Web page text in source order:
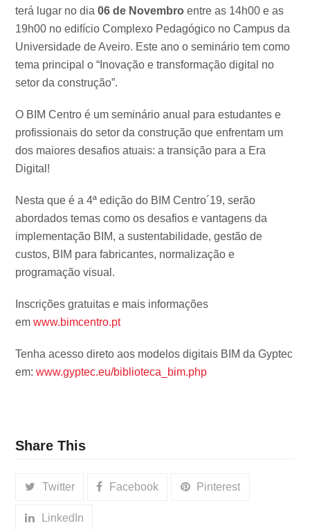
terá lugar no dia06 de Novembro entre as 14h00 e as
19h00 no edifício Complexo Pedagógico no Campus da
Universidade de Aveiro. Este ano o seminário tem como
tema principal o “Inovação e transformação digital no
setor da construção”.
O BIM Centro é um seminário anual para estudantes e
profissionais do setor da construção que enfrentam um
dos maiores desafios atuais: a transição para a Era
Digital!
Nesta que é a 4ª edição do BIM Centro´19, serão
abordados temas como os desafios e vantagens da
implementação BIM, a sustentabilidade, gestão de
custos, BIM para fabricantes, normalização e
programação visual.
Inscrições gratuitas e mais informações
emwww.bimcentro.pt
Tenha acesso direto aos modelos digitais BIM da Gyptec
em:www.gyptec.eu/biblioteca_bim.php
Share This
Twitter Facebook Pinterest
LinkedIn